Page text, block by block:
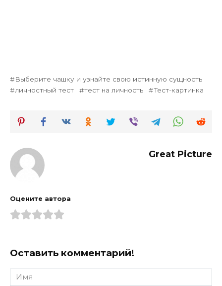
Выберите чашку и узнайте свою истинную сущность
личностный тест
тест на личность Тест-картинка
Great Picture
Оцените автора
Оставить комментарий!
Имя